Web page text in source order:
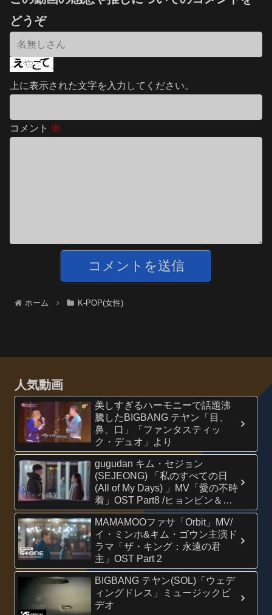
どうぞ
上に表示された文字を入力してください。
コメント ※
ホーム K-POP(女性)
人気動画
美しすぎるハーモニーで話題沸
騰したBIGBANG テヤン「目、
鼻、口」「ファンタスティッ
ク・デュオ」より
gugudan キム・セジョン
(SEJEONG) 「私のすべての日
(All of My Days) 」MV「愛の不時
着」OST Part8 /ヒョンビン＆ソ
ン・イェジン主演ドラマ
MAMAMOOファサ「Orbit」MV/
イ・ミンホ&キム・ゴウン主演ド
ラマ「ザ・キング：永遠の君
主」OST Part 2
BIGBANG テヤン(SOL)「ウェデ
ィングドレス」ミュージックビ
デオ